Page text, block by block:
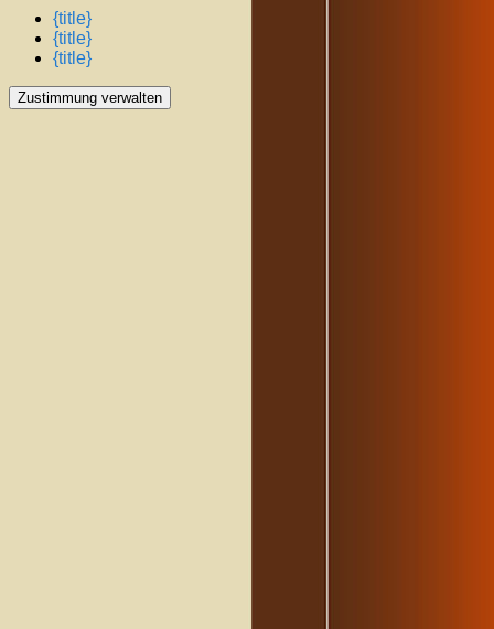
{title}
{title}
{title}
Zustimmung verwalten